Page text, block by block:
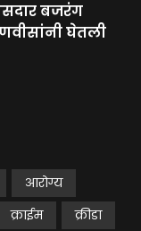
बजरंग
घेतली
आरोग्य
क्राईम
क्रीडा